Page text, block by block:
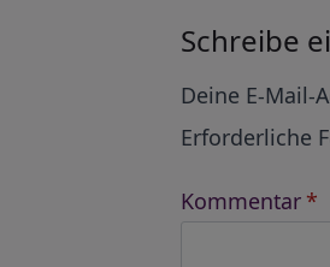
Schreibe
Deine E-Mail-
Erforderliche
Kommentar *